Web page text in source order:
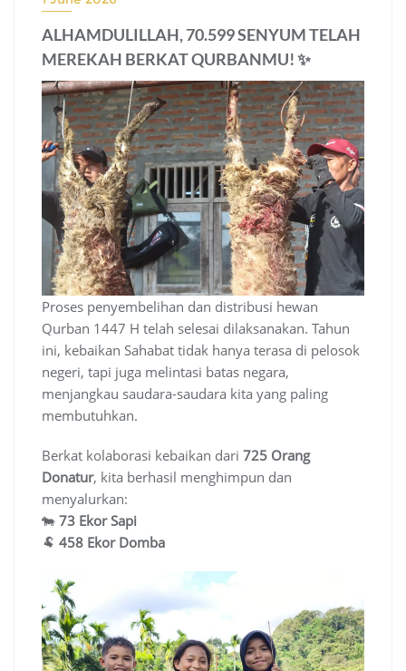
ALHAMDULILLAH, 70.599 SENYUM TELAH
MEREKAH BERKAT QURBANMU! ✨
Proses penyembelihan dan distribusi hewan
Qurban 1447 H telah selesai dilaksanakan. Tahun
ini, kebaikan Sahabat tidak hanya terasa di pelosok
negeri, tapi juga melintasi batas negara,
menjangkau saudara-saudara kita yang paling
membutuhkan.
Berkat kolaborasi kebaikan dari 725 Orang
Donatur, kita berhasil menghimpun dan
menyalurkan:
🐄 73 Ekor Sapi
🐏 458 Ekor Domba